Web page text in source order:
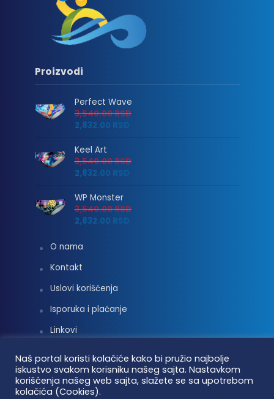
Proizvodi
Perfect Wave
3,540.00RSD
2,832.00 RSD
Keel Art
3,540.00RSD
2,832.00 RSD
WP Monster
3,540.00RSD
2,832.00 RSD
O nama
Kontakt
Uslovi korišćenja
Isporuka i plaćanje
Linkovi
Naš portal koristi kolačiće kako bi pružio najbolje
iskustvo svakom korisniku našeg sajta. Nastavkom
korišćenja našeg web sajta, slažete se sa upotrebom
kolačića (Cookies).